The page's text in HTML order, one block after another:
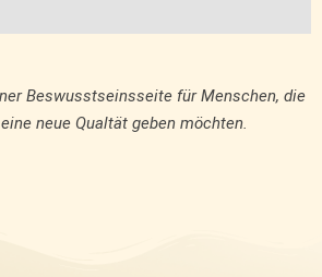
Beswusstseinsseite für Menschen, die
neue Qualtät geben möchten.